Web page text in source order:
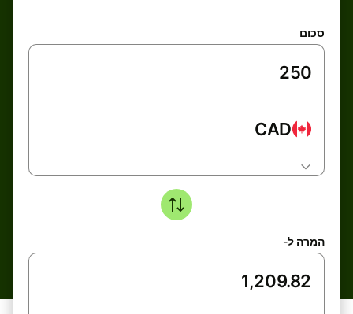
סכום
CAD
המרה ל-